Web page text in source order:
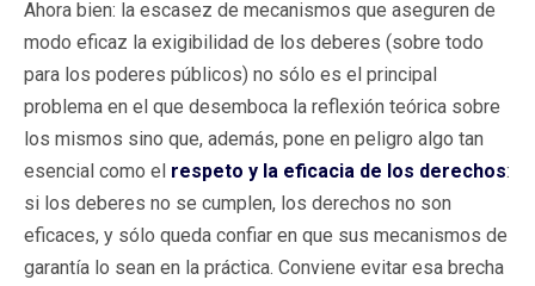
Ahora bien: la escasez de mecanismos que aseguren de
modo eficaz la exigibilidad de los deberes (sobre todo
para los poderes públicos) no sólo es el principal
problema en el que desemboca la reflexión teórica sobre
los mismos sino que, además, pone en peligro algo tan
esencial como el respeto y la eficacia de los derechos:
si los deberes no se cumplen, los derechos no son
eficaces, y sólo queda confiar en que sus mecanismos de
garantía lo sean en la práctica. Conviene evitar esa brecha